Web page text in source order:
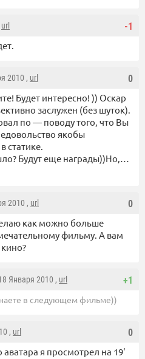
-1
url
0
2010 , url
Будет интересно! )) Оскар
заслужен (без шуток).
по — поводу того, что Вы
якобы
статике.
Будут еще награды))Но,…
0
2010 , url
как можно больше
фильму. А вам
+1
Января 2010 , url
в следующем фильме))
0
, url
аватара я просмотрел на 19'